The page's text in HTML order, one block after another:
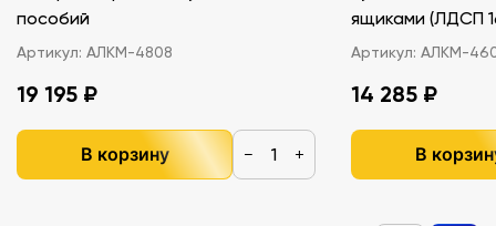
пособий
Артикул: АЛКМ-4808
19 195 ₽
В корзину − +
ящиками
Артикул: АЛКМ-
14 285 ₽
В